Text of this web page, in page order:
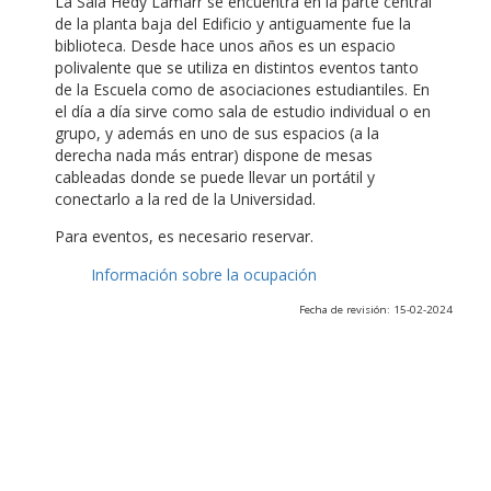
de la planta baja del Edificio y antiguamente fue la
biblioteca. Desde hace unos años es un espacio
polivalente que se utiliza en distintos eventos tanto
de la Escuela como de asociaciones estudiantiles. En
el día a día sirve como sala de estudio individual o en
grupo, y además en uno de sus espacios (a la
derecha nada más entrar) dispone de mesas
cableadas donde se puede llevar un portátil y
conectarlo a la red de la Universidad.
Para eventos, es necesario reservar.
Información sobre la ocupación
Fecha de revisión: 15-02-2024